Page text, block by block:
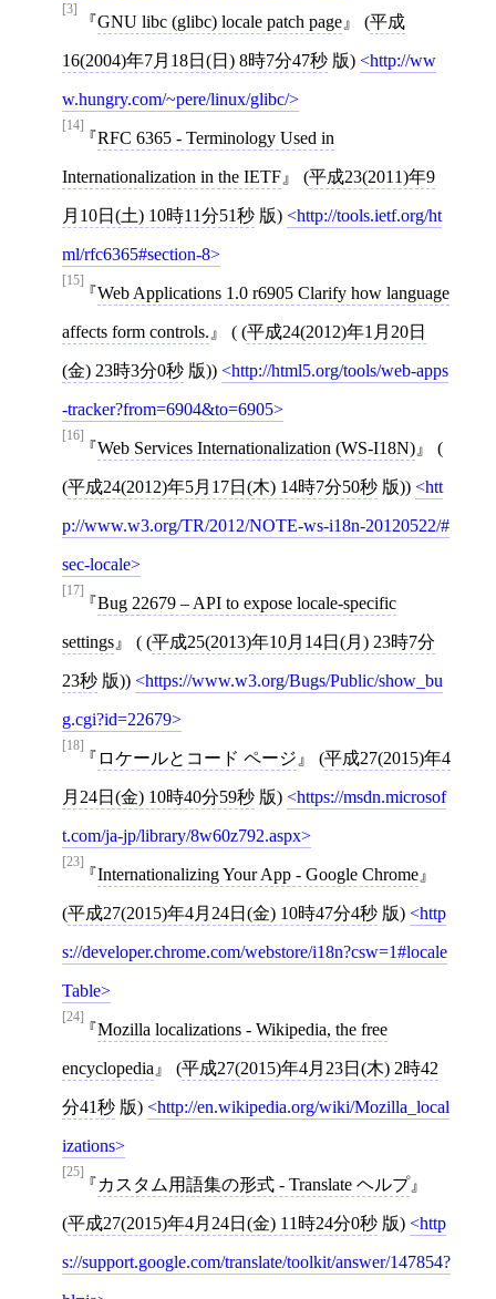
[3]
GNU libc (glibc) locale patch page (平成
16(2004)年7月18日(日) 8時7分47秒 版) http://ww
w.hungry.com/~pere/linux/glibc/
[14]
RFC 6365 - Terminology Used in
Internationalization in the IETF (平成23(2011)年9
月10日(土) 10時11分51秒 版) http://tools.ietf.org/ht
ml/rfc6365#section-8
[15]
Web Applications 1.0 r6905 Clarify how language
affects form controls. ( (平成24(2012)年1月20日
(金) 23時3分0秒 版)) http://html5.org/tools/web-apps
-tracker?from=6904&to=6905
[16]
Web Services Internationalization (WS-I18N) (
(平成24(2012)年5月17日(木) 14時7分50秒 版)) htt
p://www.w3.org/TR/2012/NOTE-ws-i18n-20120522/#
sec-locale
[17]
Bug 22679 – API to expose locale-specific
settings ( (平成25(2013)年10月14日(月) 23時7分
23秒 版)) https://www.w3.org/Bugs/Public/show_bu
g.cgi?id=22679
[18]
ロケールとコード ページ (平成27(2015)年4
月24日(金) 10時40分59秒 版) https://msdn.microsof
t.com/ja-jp/library/8w60z792.aspx
[23]
Internationalizing Your App - Google Chrome
(平成27(2015)年4月24日(金) 10時47分4秒 版) http
s://developer.chrome.com/webstore/i18n?csw=1#locale
Table
[24]
Mozilla localizations - Wikipedia, the free
encyclopedia (平成27(2015)年4月23日(木) 2時42
分41秒 版) http://en.wikipedia.org/wiki/Mozilla_local
izations
[25]
カスタム用語集の形式 - Translate ヘルプ
(平成27(2015)年4月24日(金) 11時24分0秒 版) http
s://support.google.com/translate/toolkit/answer/147854?